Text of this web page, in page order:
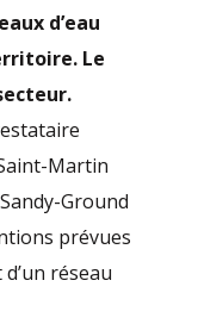
d’eau
Le
Martin
Ground
prévues
réseau